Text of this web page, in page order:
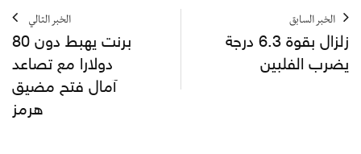
الخبر السابق
زلزال بقوة 6.3 درجة
يضرب الفلبين
الخبر التالي
برنت يهبط دون 80
دولارا مع تصاعد
آمال فتح مضيق
هرمز